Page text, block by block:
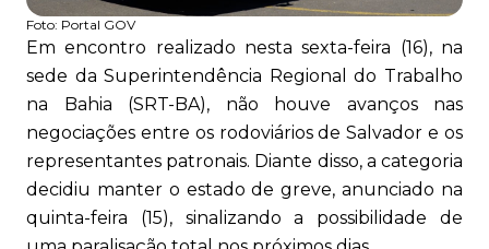
Foto: Portal GOV
Em encontro realizado nesta sexta-feira (16), na
sede da Superintendência Regional do Trabalho
na Bahia (SRT-BA), não houve avanços nas
negociações entre os rodoviários de Salvador e os
representantes patronais. Diante disso, a categoria
decidiu manter o estado de greve, anunciado na
quinta-feira (15), sinalizando a possibilidade de